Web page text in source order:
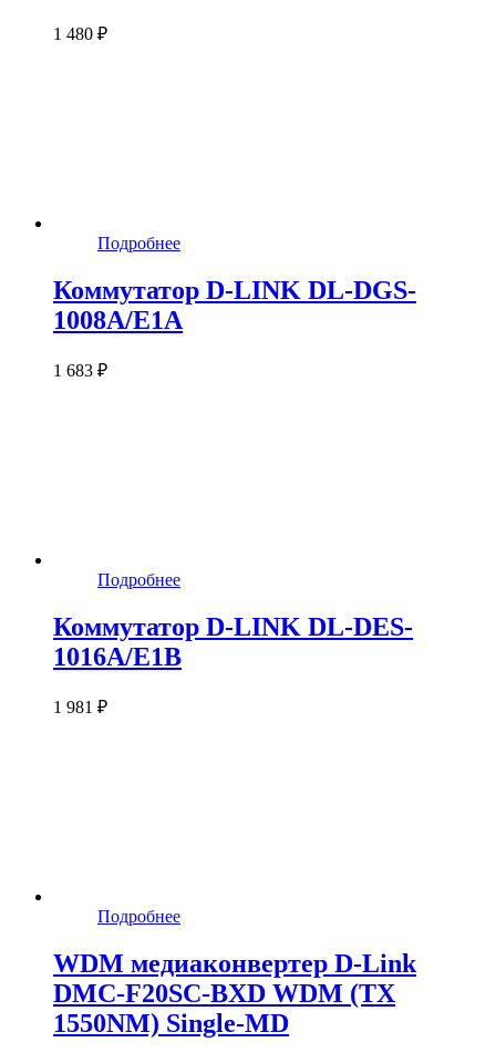
1 480 ₽
Подробнее
Коммутатор D-LINK DL-DGS-
1008A/E1A
1 683 ₽
Подробнее
Коммутатор D-LINK DL-DES-
1016A/E1B
1 981 ₽
Подробнее
WDM медиаконвертер D-Link
DMC-F20SC-BXD WDM (TX
1550NM) Single-MD